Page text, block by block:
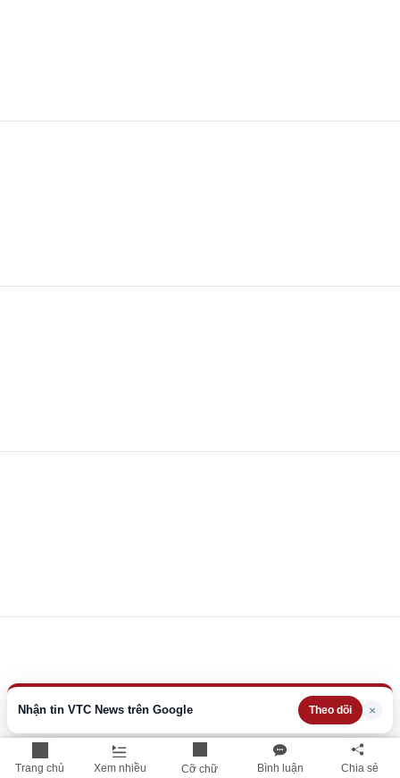
Trang chủ Xem nhiều Cỡ chữ Bình luận Chia sẻ
Nhận tin VTC News trên Google Theo dõi ×